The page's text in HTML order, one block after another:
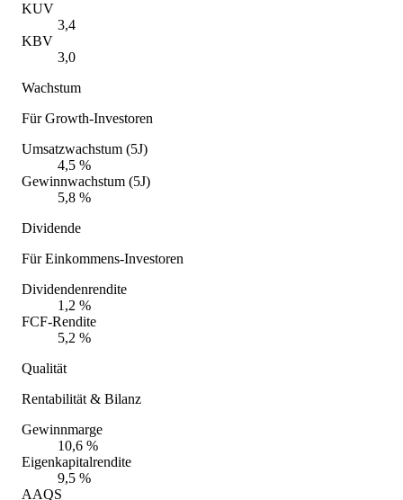
KUV
3,4
KBV
3,0
Wachstum
Für Growth-Investoren
Umsatzwachstum (5J)
4,5 %
Gewinnwachstum (5J)
5,8 %
Dividende
Für Einkommens-Investoren
Dividendenrendite
1,2 %
FCF-Rendite
5,2 %
Qualität
Rentabilität & Bilanz
Gewinnmarge
10,6 %
Eigenkapitalrendite
9,5 %
AAQS